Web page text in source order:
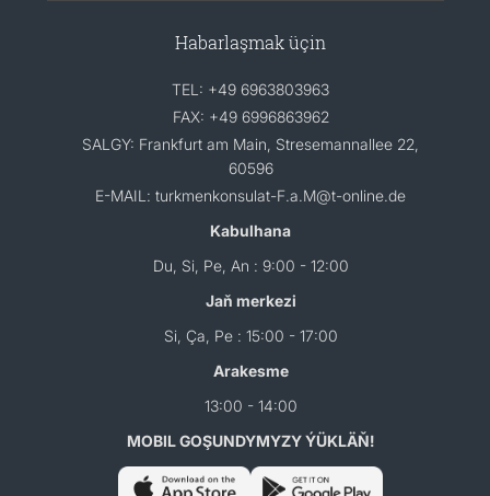
Habarlaşmak üçin
TEL: +49 6963803963
FAX: +49 6996863962
SALGY: Frankfurt am Main, Stresemannallee 22,
60596
E-MAIL: turkmenkonsulat-F.a.M@t-online.de
Kabulhana
Du, Si, Pe, An : 9:00 - 12:00
Jaň merkezi
Si, Ça, Pe : 15:00 - 17:00
Arakesme
13:00 - 14:00
MOBIL GOŞUNDYMYZY ÝÜKLÄŇ!